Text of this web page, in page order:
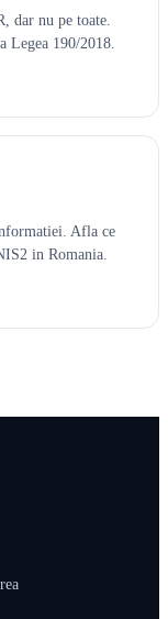
dar nu pe toate.
Legea 190/2018.
Afla ce
in Romania.